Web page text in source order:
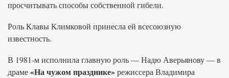
просчитывать способы собственной гибели.
Роль Клавы Климковой принесла ей всесоюзную
известность.
В 1981-м исполнила главную роль — Надю Аверьянову — в
драме«На чужом празднике»режиссера Владимира